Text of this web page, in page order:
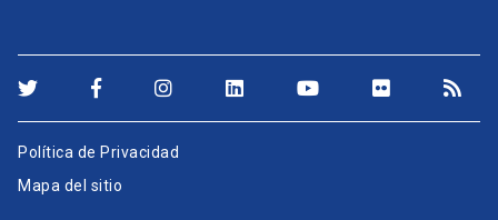
Política de Privacidad
Mapa del sitio